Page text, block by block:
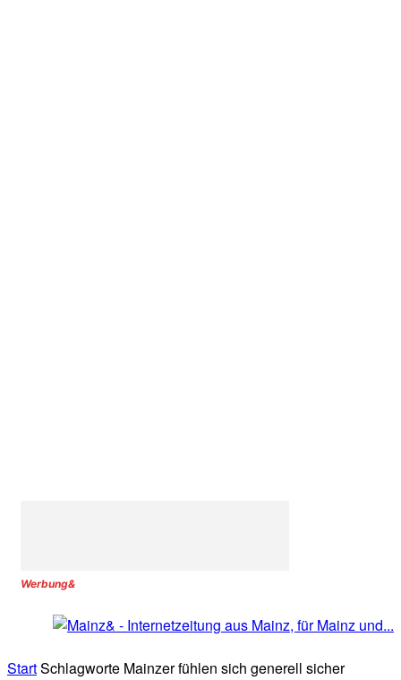
Werbung&
StartSchlagworte Mainzer fühlen sich generell sicher